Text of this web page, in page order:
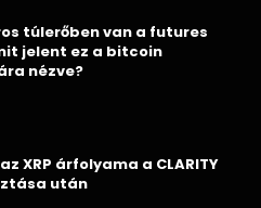
túlerőben van a futures
jelent ez a bitcoin
nézve?
XRP árfolyama a CLARITY
után